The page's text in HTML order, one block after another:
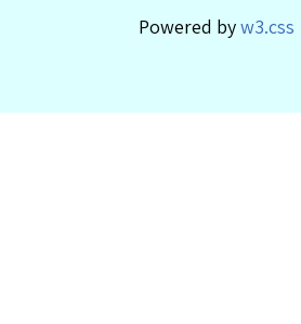
Powered byw3.css